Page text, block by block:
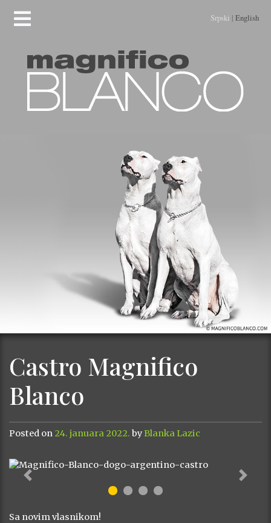
Srpski | English
Castro Magnifico
Blanco
Posted on 24. januara 2022. by Blanka Lazic
Previous Next
Sa novim vlasnikom!